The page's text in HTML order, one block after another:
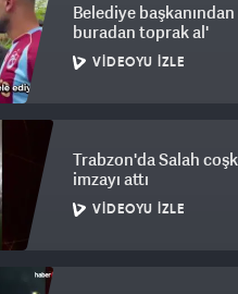
Belediye
buradan toprak al'
VIDEOYU İZLE
Trabzon'da Salah
imzayı attı
VIDEOYU İZLE